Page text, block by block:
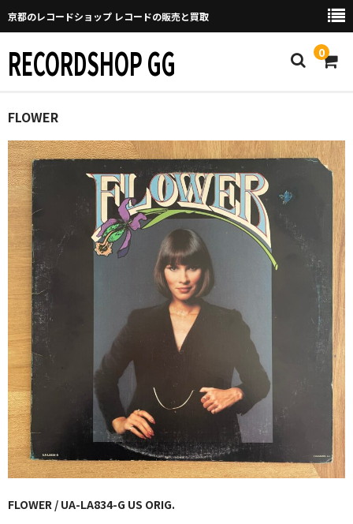
京都のレコードショップ レコードの販売と買取
RECORDSHOP GG 0
Home
マイページ
GGについて
買取について
取り置きなどについて
Categories
New Arrivals
新譜
GG RECORD （当店のレーベル）
全商品
JAZZ-US
BLUE NOTE
JAZZ-EU
FLOWER
FLOWER / UA-LA834-G US ORIG.